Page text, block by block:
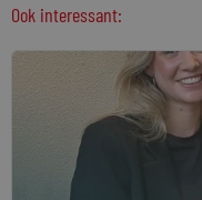
Ook interessant: